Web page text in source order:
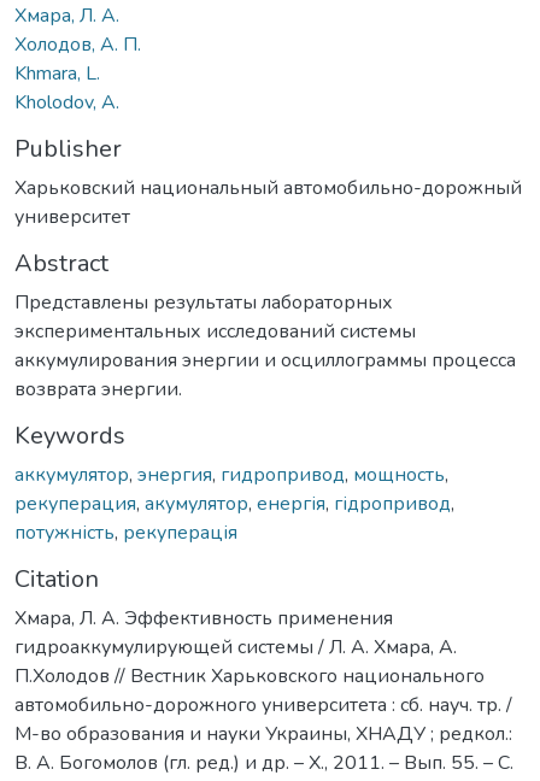
Хмара, Л. А.
Холодов, А. П.
Khmara, L.
Kholodov, A.
Publisher
Харьковский национальный автомобильно-дорожный
университет
Abstract
Представлены результаты лабораторных
экспериментальных исследований системы
аккумулирования энергии и осциллограммы процесса
возврата энергии.
Keywords
аккумулятор, энергия, гидропривод, мощность,
рекуперация, акумулятор, енергія, гідропривод,
потужність, рекуперація
Citation
Хмара, Л. А. Эффективность применения
гидроаккумулирующей системы / Л. А. Хмара, А.
П.Холодов // Вестник Харьковского национального
автомобильно-дорожного университета : сб. науч. тр. /
М-во образования и науки Украины, ХНАДУ ; редкол.:
В. А. Богомолов (гл. ред.) и др. – Х., 2011. – Вып. 55. – С.